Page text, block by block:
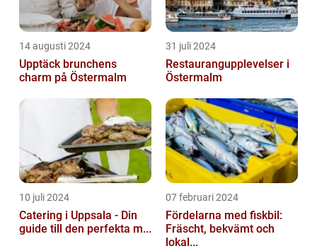
14 augusti 2024
Upptäck brunchens
charm på Östermalm
31 juli 2024
Restaurangupplevelser i
Östermalm
10 juli 2024
Catering i Uppsala - Din
guide till den perfekta m...
07 februari 2024
Fördelarna med fiskbil:
Fräscht, bekvämt och
lokal...